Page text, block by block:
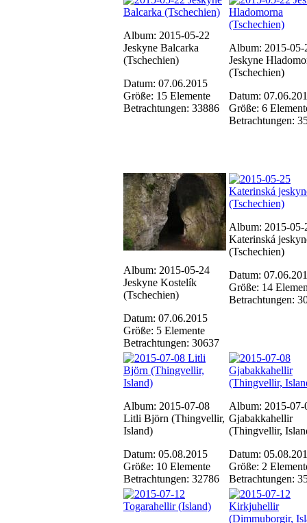
Album: 2015-05-22
Jeskyne Balcarka
(Tschechien)
Datum: 07.06.2015
Größe: 15 Elemente
Betrachtungen: 33886
Album: 2015-05-
Jeskyne
(Tschechien)
Datum:
Größe: 6
Betrachtungen:
Album: 2015-05-24
Jeskyne Kostelík
(Tschechien)
Datum: 07.06.2015
Größe: 5 Elemente
Betrachtungen: 30637
Album: 2015-05-
Katerinská
(Tschechien)
Datum:
Größe: 14
Betrachtungen:
Album: 2015-07-08
Litli Björn (Thingvellir,
Island)
Datum: 05.08.2015
Größe: 10 Elemente
Betrachtungen: 32786
Album: 2015-07-
Gjabakkahellir
(Thingvellir,
Datum:
Größe: 2
Betrachtungen: